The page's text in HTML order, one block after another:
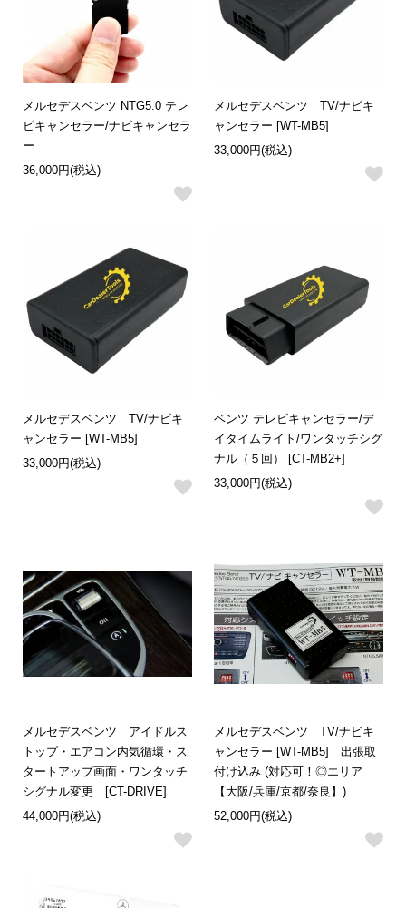
メルセデスベンツ NTG5.0 テレ
ビキャンセラー/ナビキャンセラ
ー
36,000円(税込)
メルセデスベンツ TV/ナビキ
ャンセラー [WT-MB5]
33,000円(税込)
メルセデスベンツ TV/ナビキ
ャンセラー [WT-MB5]
33,000円(税込)
ベンツ テレビキャンセラー/デ
イタイムライト/ワンタッチシグ
ナル（５回） [CT-MB2+]
33,000円(税込)
メルセデスベンツ アイドルス
トップ・エアコン内気循環・ス
タートアップ画面・ワンタッチ
シグナル変更 [CT-DRIVE]
44,000円(税込)
メルセデスベンツ TV/ナビキ
ャンセラー [WT-MB5] 出張取
付け込み (対応可！◎エリア
【大阪/兵庫/京都/奈良】)
52,000円(税込)